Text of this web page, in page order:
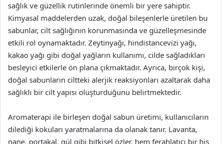
sağlık ve güzellik rutinlerinde önemli bir yere sahiptir.
Kimyasal maddelerden uzak, doğal bileşenlerle üretilen bu
sabunlar, cilt sağlığının korunmasında ve güzelleşmesinde
etkili rol oynamaktadır. Zeytinyağı, hindistancevizi yağı,
kakao yağı gibi doğal yağların kullanımı, cilde sağladıkları
besleyici etkilerle ön plana çıkmaktadır. Ayrıca, birçok kişi,
doğal sabunların ciltteki alerjik reaksiyonları azaltarak daha
sağlıklı bir cilt yapısı oluşturduğunu belirtmektedir.
Aromaterapi ile birleşen doğal sabun üretimi, kullanıcıların
dilediği kokuları yaratmalarına da olanak tanır. Lavanta,
nane, portakal, gül gibi bitkisel özler, hem ferahlatıcı bir his